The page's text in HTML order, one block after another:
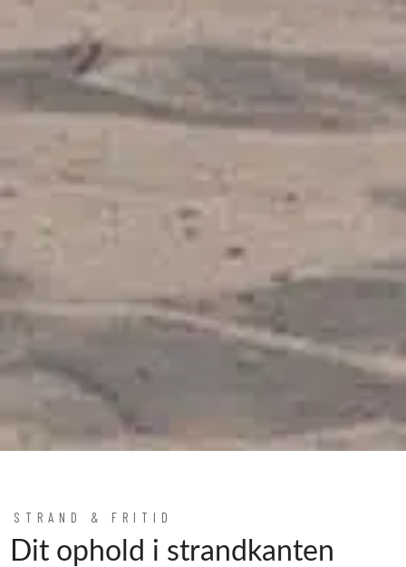
STRAND & FRITID
Dit ophold i strandkanten